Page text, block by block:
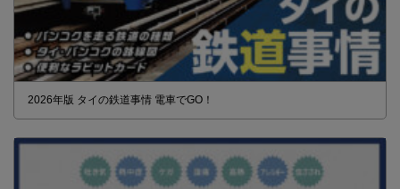
2026年版 タイの鉄道事情 電車でGO！